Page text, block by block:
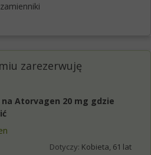
zarezerwuję
Atorvagen 20 mg gdzie
Dotyczy: Kobieta, 61 lat